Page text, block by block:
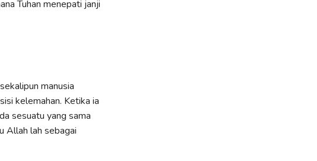
Tuhan menepati janji
manusia
kelemahan. Ketika ia
sesuatu yang sama
Allah lah sebagai